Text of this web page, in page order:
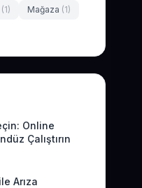
(1) Mağaza (1)
Online
Çalıştırın
Arıza